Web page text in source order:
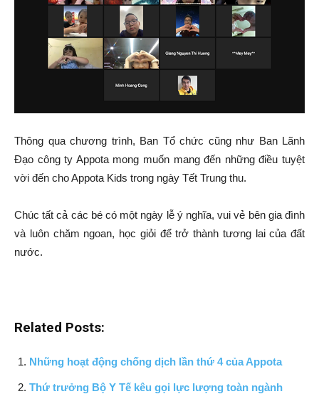
Thông qua chương trình, Ban Tổ chức cũng như Ban Lãnh
Đạo công ty Appota mong muốn mang đến những điều tuyệt
vời đến cho Appota Kids trong ngày Tết Trung thu.
Chúc tất cả các bé có một ngày lễ ý nghĩa, vui vẻ bên gia đình
và luôn chăm ngoan, học giỏi để trở thành tương lai của đất
nước.
Related Posts:
Những hoạt động chống dịch lần thứ 4 của Appota
Thứ trưởng Bộ Y Tế kêu gọi lực lượng toàn ngành